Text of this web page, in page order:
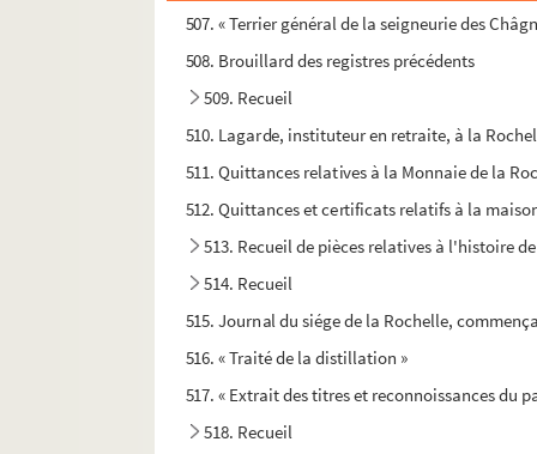
507. « Terrier général de la seigneurie des
508. Brouillard des registres précédents
509. Recueil
510. Lagarde, instituteur en retraite, à la
511. Quittances relatives à la Monnaie de la
512. Quittances et certificats relatifs à la
513. Recueil de pièces relatives à l'histoire
514. Recueil
515. Journal du siége de la Rochelle,
516. « Traité de la distillation »
517. « Extrait des titres et reconnoissances du
518. Recueil